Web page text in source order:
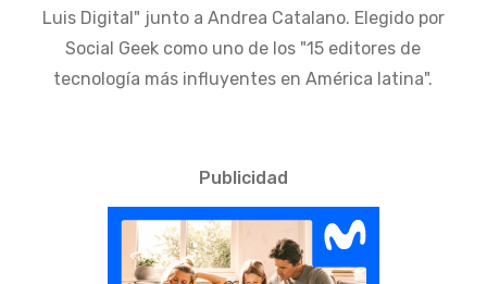
Luis Digital" junto a Andrea Catalano. Elegido por
Social Geek como uno de los "15 editores de
tecnología más influyentes en América latina".
Publicidad